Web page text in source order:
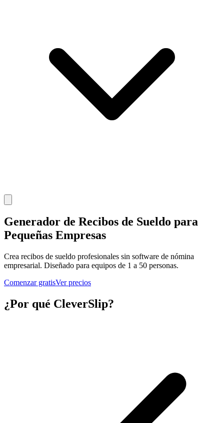
Generador de Recibos de Sueldo para
Pequeñas Empresas
Crea recibos de sueldo profesionales sin software de nómina
empresarial. Diseñado para equipos de 1 a 50 personas.
Comenzar gratisVer precios
¿Por qué CleverSlip?